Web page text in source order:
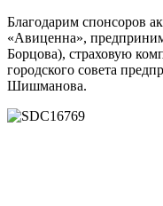
Благодарим спонсоров
«Авиценна»,
Борцова), страховую
городского совета
Шишманова.